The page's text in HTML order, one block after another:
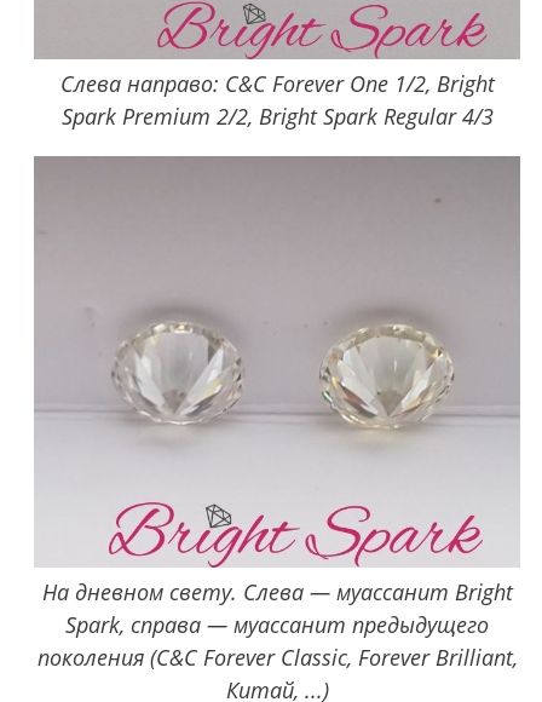
Слева направо: C&C Forever One 1/2, Bright
Spark Premium 2/2, Bright Spark Regular 4/3
На дневном свету. Слева — муассанит Bright
Spark, справа — муассанит предыдущего
поколения (C&C Forever Classic, Forever Brilliant,
Китай, ...)